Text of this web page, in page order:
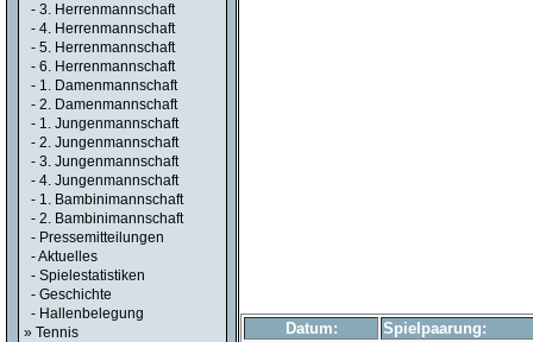
- 3. Herrenmannschaft
- 4. Herrenmannschaft
- 5. Herrenmannschaft
- 6. Herrenmannschaft
- 1. Damenmannschaft
- 2. Damenmannschaft
- 1. Jungenmannschaft
- 2. Jungenmannschaft
- 3. Jungenmannschaft
- 4. Jungenmannschaft
- 1. Bambinimannschaft
- 2. Bambinimannschaft
- Pressemitteilungen
- Aktuelles
- Spielestatistiken
- Geschichte
- Hallenbelegung
» Tennis
Datum:
Spielpaarung: